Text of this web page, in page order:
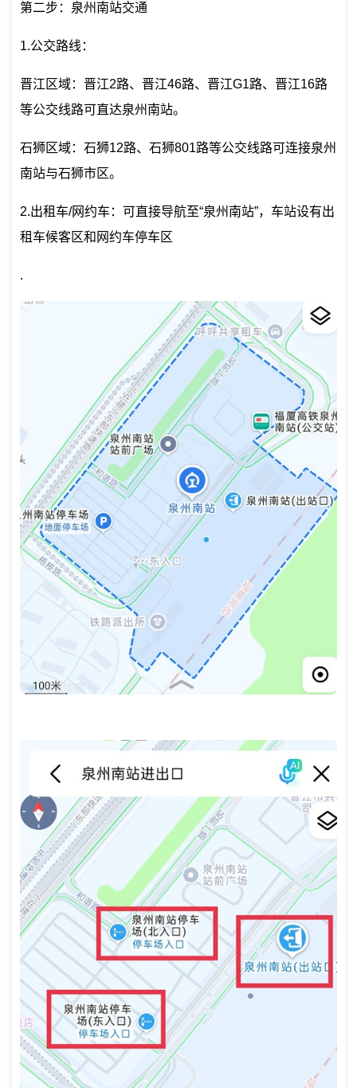
第二步：泉州南站交通
1.公交路线：
晋江区域：晋江2路、晋江46路、晋江G1路、晋江16路
等公交线路可直达泉州南站。
石狮区域：石狮12路、石狮801路等公交线路可连接泉州
南站与石狮市区。
2.出租车/网约车：可直接导航至“泉州南站”，车站设有出
租车候客区和网约车停车区
.